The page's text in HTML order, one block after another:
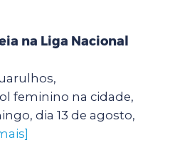
na Liga Nacional
feminino na cidade,
dia 13 de agosto,